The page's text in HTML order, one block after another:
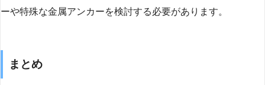
ーや特殊な金属アンカーを検討する必要があります。
まとめ